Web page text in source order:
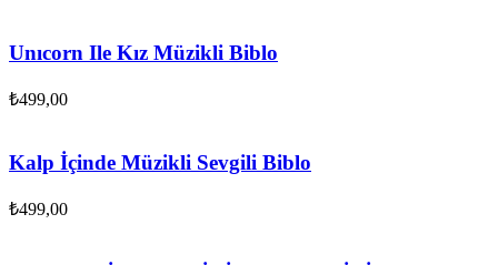
Unıcorn Ile Kız Müzikli Biblo
₺499,00
Kalp İçinde Müzikli Sevgili Biblo
₺499,00